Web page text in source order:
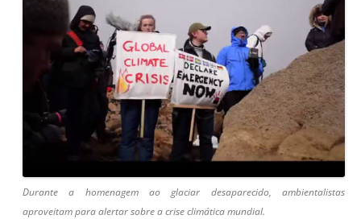
Durante a homenagem ao glaciar desaparecido, ambientalistas
aproveitam para alertar sobre a crise climática mundial.